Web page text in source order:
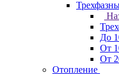
До
От
От
Отопление